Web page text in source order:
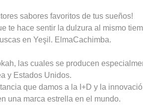
sabores favoritos de tus sueños!
te hace sentir la dulzura al mismo
en Yeşil. ElmaCachimba.
las cuales se producen
y Estados Unidos.
que damos a la I+D y la
una marca estrella en el mundo.